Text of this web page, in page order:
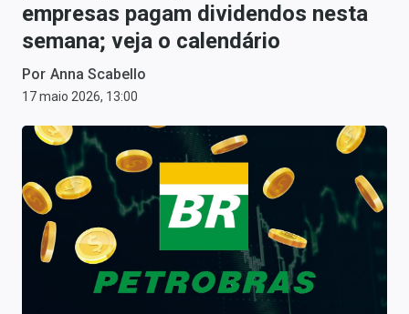
Anuncie
Últimas Notícias
Cotações
Comprar ou vender?
Carteiras Recomendadas
Central de Dividendos
empresas pagam dividendos nesta
semana; veja o calendário
Por Anna Scabello
17 maio 2026, 13:00